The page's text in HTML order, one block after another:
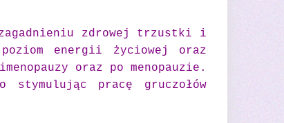
zagadnieniu zdrowej trzustki i
energii życiowej oraz
oraz po menopauzie.
pracę gruczołów